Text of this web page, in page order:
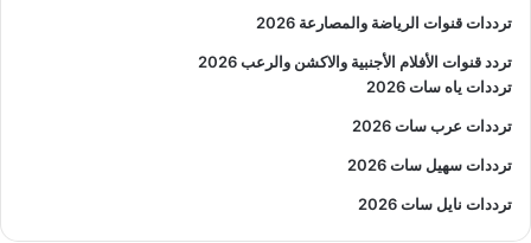
ترددات قنوات الرياضة والمصارعة 2026
تردد قنوات الأفلام الأجنبية والاكشن والرعب2026
ترددات ياه سات 2026
ترددات عرب سات 2026
ترددات سهيل سات 2026
ترددات نايل سات 2026